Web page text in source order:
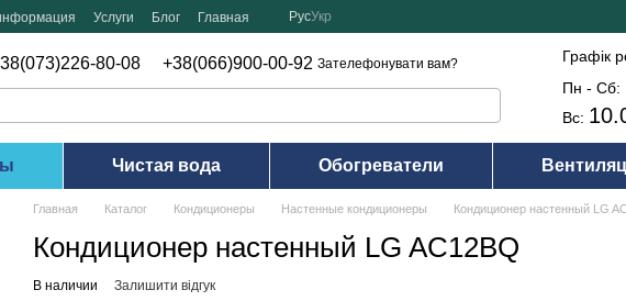
Услуги Блог Главная РусУкр
80-08 +38(066)900-00-92 Зателефонувати вам?
Графік
Пн - Сб:
Вс:
Чистая вода Обогреватели
Главная Каталог Кондиционеры Настенные кондиционеры Кондиционер настенный LG
Кондиционер настенный LG AC12BQ
В наличии Залишити відгук